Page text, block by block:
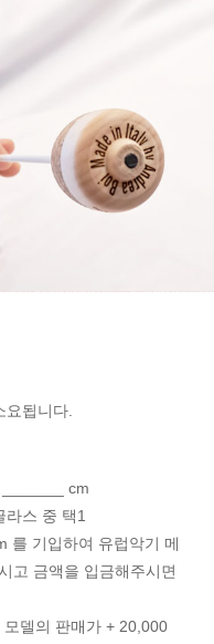
요됩니다.
cm
라스 중 택1
를 기입하여 유럽악기 메
고 금액을 입금해주시면
델의 판매가 + 20,000